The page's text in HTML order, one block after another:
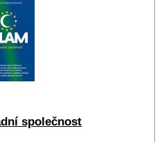
společnost